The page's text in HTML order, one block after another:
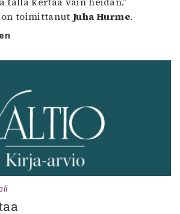
toimittanut Juha Hurme.